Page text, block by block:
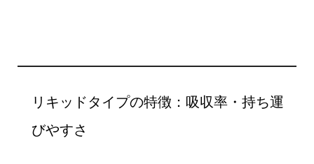
リキッドタイプの特徴：吸収率・持ち運
びやすさ